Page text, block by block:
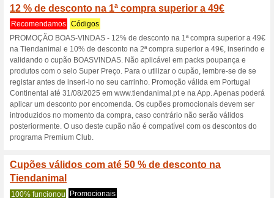
Obtenha 8,00 € de
Códigos
PROMOÇÃO - obtenha 8€
45€, inserindo e validando o